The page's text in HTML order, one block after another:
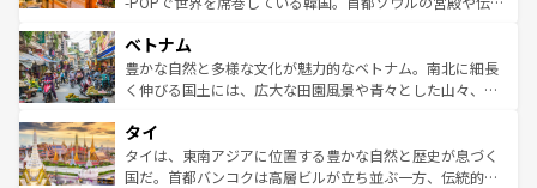
参照してほしい。
容にもいいと評判のスイーツなど、バラエティ豊かな料理
が味わえる。 なお、新着の台湾情報は コンテンツ一覧を参
照してほしい。
き、地方に足を延ばせば四季折々の自然美を楽しむことが
できる。そして、キムチや焼肉、絶品のストリートフード
まで、さまざまな韓国料理が待っている。夜には、韓国な
リティに包まれながら、韓国の多彩な魅力を心ゆくまで味
わってみてほしい。 なお、新着の韓国情報はコンテンツ一
覧を参照してほしい。
ベトナム
豊かな自然と多様な文化が魅力的なベトナム。南北に細長
く伸びる国土には、広大な田園風景や青々とした山々、世
急速な発展と共に伝統が息づく。ハノイの古い町並みやホ
ーチミン市のフランス統治時代の建物も、独特の雰囲気を
醸し出している。また、バラエティの豊かさとおいしさで
タイ
タイは、東南アジアに位置する豊かな自然と歴史が息づく
国だ。首都バンコクは高層ビルが立ち並ぶ一方、伝統的な